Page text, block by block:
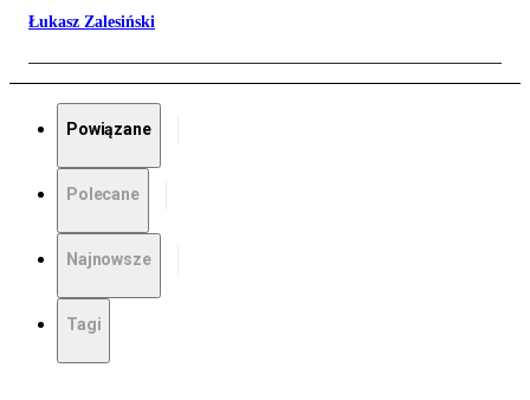
Łukasz Zalesiński
Powiązane
Polecane
Najnowsze
Tagi